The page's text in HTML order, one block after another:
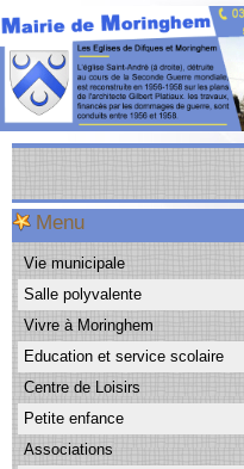
Accueil
Menu scolaire
Actualités
Agenda
CAPSO
Urbanisme
Menu
Vie municipale
Salle polyvalente
Vivre à Moringhem
Education et service scolaire
Centre de Loisirs
Petite enfance
Associations